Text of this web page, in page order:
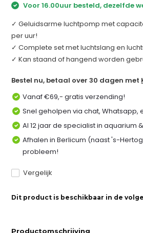
Voor 16.00uur besteld, dezelfde
✓ Geluidsarme luchtpomp met
per uur!
✓ Complete set met luchtslang en
✓ Kan staand of hangend worden
Bestel nu, betaal over 30 dagen met
Vanaf €69,- gratis verzending!
Snel geholpen via chat, Whatsapp,
Al 12 jaar de specialist in aquarium
Afhalen in Berlicum (naast 's-
probleem!
Vergelijk
Dit product is beschikbaar in de
Productomschrijving